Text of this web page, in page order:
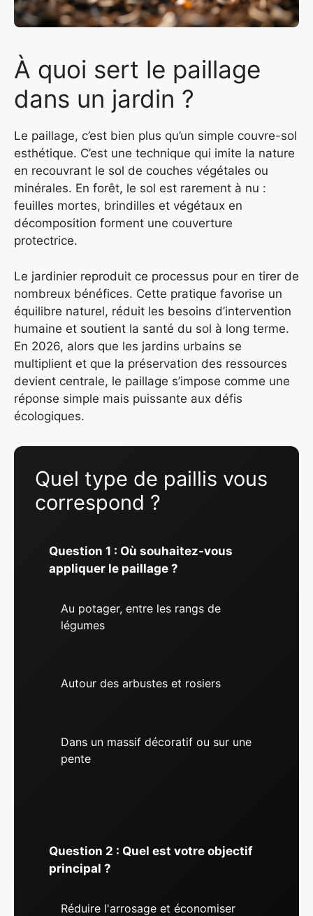
À quoi sert le paillage
dans un jardin ?
Le paillage, c’est bien plus qu’un simple couvre-sol
esthétique. C’est une technique qui imite la nature
en recouvrant le sol de couches végétales ou
minérales. En forêt, le sol est rarement à nu :
feuilles mortes, brindilles et végétaux en
décomposition forment une couverture
protectrice.
Le jardinier reproduit ce processus pour en tirer de
nombreux bénéfices. Cette pratique favorise un
équilibre naturel, réduit les besoins d’intervention
humaine et soutient la santé du sol à long terme.
En 2026, alors que les jardins urbains se
multiplient et que la préservation des ressources
devient centrale, le paillage s’impose comme une
réponse simple mais puissante aux défis
écologiques.
Quel type de paillis vous
correspond ?
Question 1 : Où souhaitez-vous
appliquer le paillage ?
Au potager, entre les rangs de
légumes
Autour des arbustes et rosiers
Dans un massif décoratif ou sur une
pente
Question 2 : Quel est votre objectif
principal ?
Réduire l'arrosage et économiser